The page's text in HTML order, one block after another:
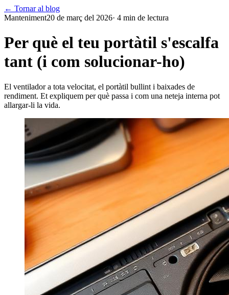
← Tornar al blog
Manteniment20 de març del 2026· 4 min de lectura
Per què el teu portàtil s'escalfa
tant (i com solucionar-ho)
El ventilador a tota velocitat, el portàtil bullint i baixades de
rendiment. Et expliquem per què passa i com una neteja interna pot
allargar-li la vida.